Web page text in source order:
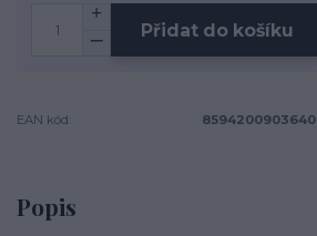
Přidat do košíku
EAN kód: 8594200903640
Popis